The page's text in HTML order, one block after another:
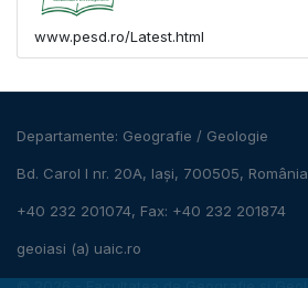
www.pesd.ro/Latest.html
Departamente: Geografie / Geologie
Bd. Carol I nr. 20A, Iași, 700505, România
+40 232 201074, Fax: +40 232 201874
geoiasi (a) uaic.ro